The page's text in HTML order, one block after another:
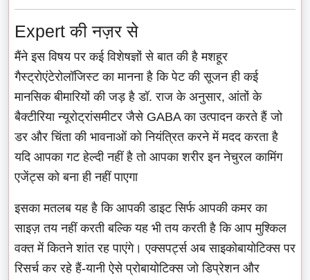
Expert की नज़र से
मैंने इस विषय पर कई विशेषज्ञों से बात की है मशहूर
गैस्ट्रोएंटेरोलॉजिस्ट का मानना है कि पेट की सूजन ही कई
मानसिक बीमारियों की जड़ है डॉ. राज के अनुसार, आंतों के
बैक्टीरिया न्यूरोट्रांसमीटर जैसे GABA का उत्पादन करते हैं जो
डर और चिंता की भावनाओं को नियंत्रित करने में मदद करता है
यदि आपका गट हेल्दी नहीं है तो आपका शरीर इन नेचुरल कामिंग
एजेंट्स को बना ही नहीं पाएगा
इसका मतलब यह है कि आपकी डाइट सिर्फ आपकी कमर का
साइज़ तय नहीं करती बल्कि यह भी तय करती है कि आप मुश्किल
वक्त में कितने शांत रह पाएंगे। एक्सपर्ट्स अब साइकोबायोटिक्स पर
रिसर्च कर रहे हैं-यानी ऐसे प्रोबायोटिक्स जो डिप्रेशन और